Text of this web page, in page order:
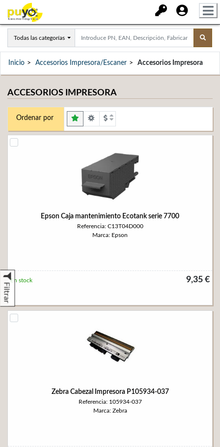
Todas las categorías
Inicio Accesorios Impresora/Escaner Accesorios Impresora
ACCESORIOS IMPRESORA
Filtrar
Ordenar por
Epson Caja mantenimiento Ecotank serie 7700
Referencia: C13T04D000
Marca: Epson
9,35 €
En stock
Zebra Cabezal Impresora P105934-037
Referencia: 105934-037
Marca: Zebra